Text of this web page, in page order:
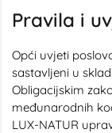
Pravila i
Opći uvjeti
sastavljeni u
Obligacijskim
međunarodnih
LUX-NATUR